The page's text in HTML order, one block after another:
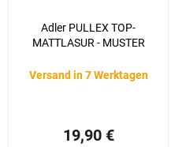
Adler PULLEX TOP-
MATTLASUR - MUSTER
Versand in 7 Werktagen
19,90 €